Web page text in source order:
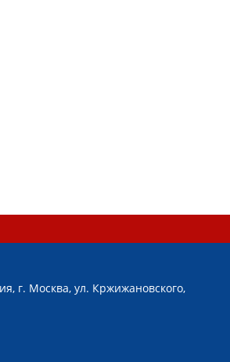
г. Москва, ул. Кржижановского,